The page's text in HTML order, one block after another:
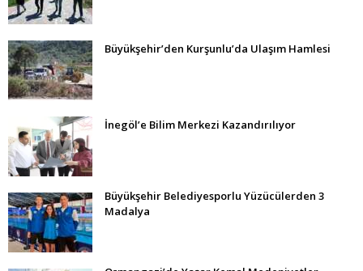
Büyükşehir’den Kurşunlu’da Ulaşım Hamlesi
İnegöl’e Bilim Merkezi Kazandırılıyor
Büyükşehir Belediyesporlu Yüzücülerden 3
Madalya